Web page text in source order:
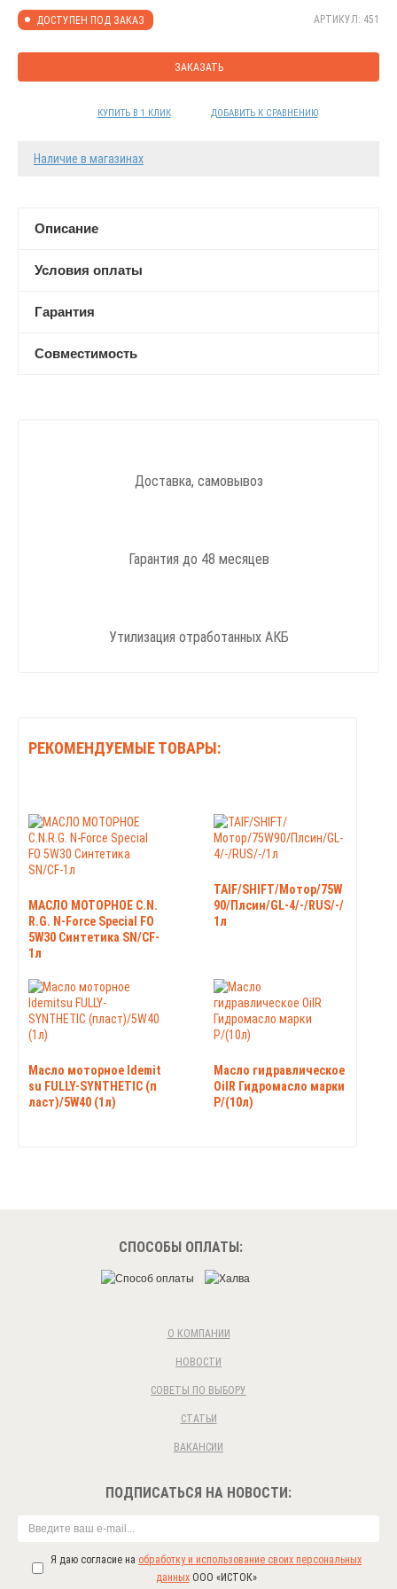
ДОСТУПЕН ПОД ЗАКАЗ АРТИКУЛ: 451
ЗАКАЗАТЬ
КУПИТЬ В 1 КЛИК ДОБАВИТЬ К СРАВНЕНИЮ
Наличие в магазинах
Описание
Условия оплаты
Гарантия
Совместимость
Доставка, самовывоз
Гарантия до 48 месяцев
Утилизация отработанных АКБ
РЕКОМЕНДУЕМЫЕ ТОВАРЫ:
МАСЛО МОТОРНОЕ C.N.
R.G. N-Force Special FO
5W30 Синтетика SN/CF-
1л
TAIF/SHIFT/Мотор/75W
90/Плсин/GL-4/-/RUS/-/
1л
Масло моторное Idemit
su FULLY-SYNTHETIC (п
ласт)/5W40 (1л)
Масло гидравлическое
OilR Гидромасло марки
Р/(10л)
СПОСОБЫ ОПЛАТЫ:
О КОМПАНИИ
НОВОСТИ
СОВЕТЫ ПО ВЫБОРУ
СТАТЬИ
ВАКАНСИИ
ПОДПИСАТЬСЯ НА НОВОСТИ:
Я даю согласие на обработку и использование своих персональных
данныхООО «ИСТОК»